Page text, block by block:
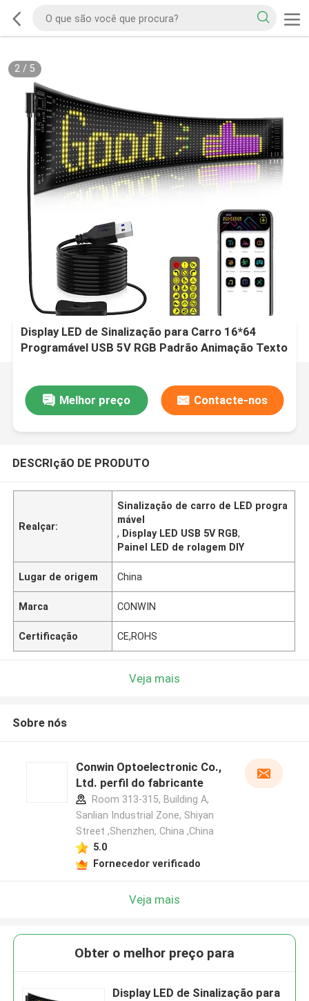
2/ 5
Display LED de Sinalização para Carro 16*64
Programável USB 5V RGB Padrão Animação Texto
Melhor preço
Contacte-nos
DESCRIçãO DE PRODUTO
Realçar:
Sinalização de carro de LED progra
mável
, Display LED USB 5V RGB,
Painel LED de rolagem DIY
Lugar de origem China
Marca CONWIN
Certificação CE,ROHS
Veja mais
Sobre nós
Conwin Optoelectronic Co.,
Ltd. perfil do fabricante
Room 313-315, Building A,
Sanlian Industrial Zone, Shiyan
Street ,Shenzhen, China ,China
5.0
Fornecedor verificado
Veja mais
Obter o melhor preço para
Display LED de Sinalização para